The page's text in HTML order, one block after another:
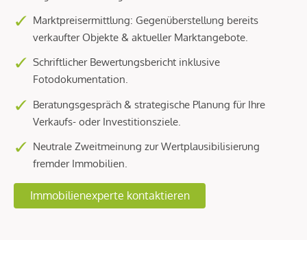
Marktpreisermittlung: Gegenüberstellung bereits
verkaufter Objekte & aktueller Marktangebote.
Schriftlicher Bewertungsbericht inklusive
Fotodokumentation.
Beratungsgespräch & strategische Planung für Ihre
Verkaufs- oder Investitionsziele.
Neutrale Zweitmeinung zur Wertplausibilisierung
fremder Immobilien.
Immobilienexperte kontaktieren